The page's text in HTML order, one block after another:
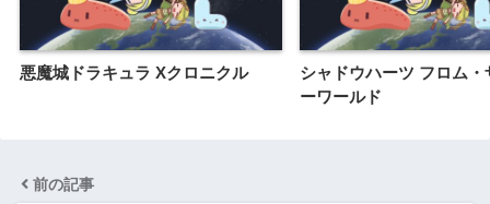
悪魔城ドラキュラ Xクロニクル
シャドウハーツ フロム・
ーワールド
前の記事